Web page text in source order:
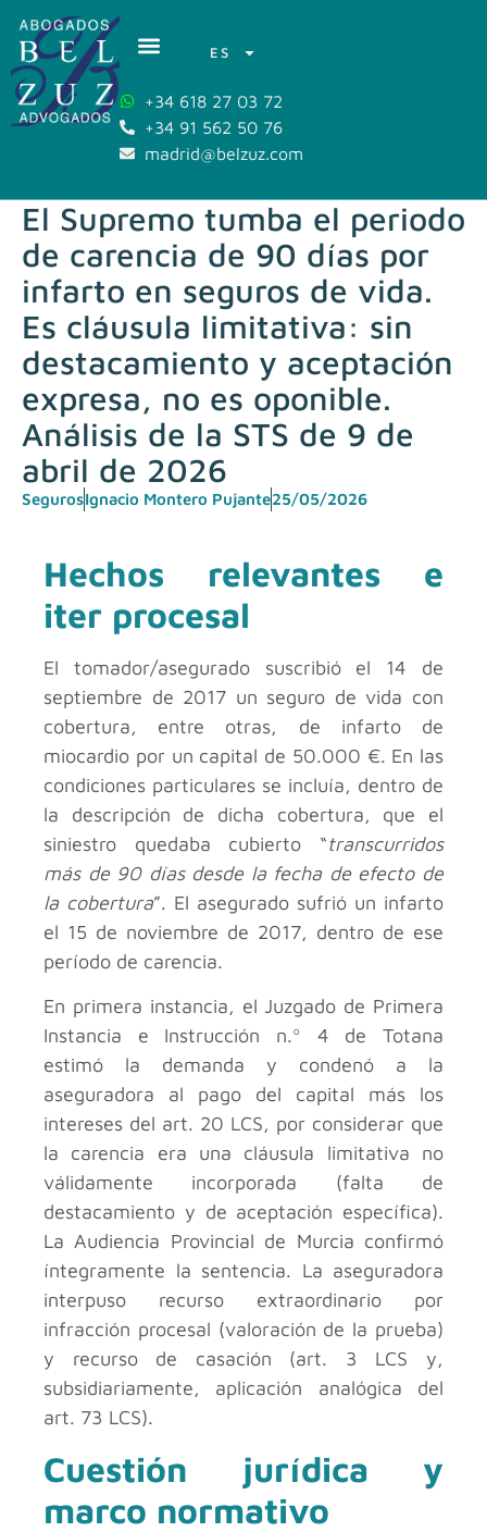
ES
+34 618 27 03 72
+34 91 562 50 76
madrid@belzuz.com
El Supremo tumba el periodo
de carencia de 90 días por
infarto en seguros de vida.
Es cláusula limitativa: sin
destacamiento y aceptación
expresa, no es oponible.
Análisis de la STS de 9 de
abril de 2026
SegurosIgnacio Montero Pujante25/05/2026
Hechos relevantes e
iter procesal
El tomador/asegurado suscribió el 14 de
septiembre de 2017 un seguro de vida con
cobertura, entre otras, de infarto de
miocardio por un capital de 50.000 €. En las
condiciones particulares se incluía, dentro de
la descripción de dicha cobertura, que el
siniestro quedaba cubierto “transcurridos
más de 90 días desde la fecha de efecto de
la cobertura”. El asegurado sufrió un infarto
el 15 de noviembre de 2017, dentro de ese
período de carencia.
En primera instancia, el Juzgado de Primera
Instancia e Instrucción n.º 4 de Totana
estimó la demanda y condenó a la
aseguradora al pago del capital más los
intereses del art. 20 LCS, por considerar que
la carencia era una cláusula limitativa no
válidamente incorporada (falta de
destacamiento y de aceptación específica).
La Audiencia Provincial de Murcia confirmó
íntegramente la sentencia. La aseguradora
interpuso recurso extraordinario por
infracción procesal (valoración de la prueba)
y recurso de casación (art. 3 LCS y,
subsidiariamente, aplicación analógica del
art. 73 LCS).
Cuestión jurídica y
marco normativo